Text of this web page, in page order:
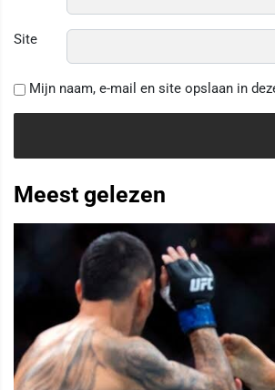
Site
Mijn naam, e-mail en site opslaan in
Meest gelezen